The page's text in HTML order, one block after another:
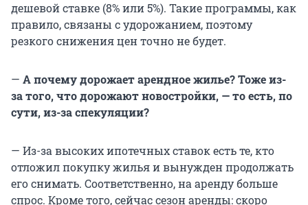
дешевой ставке (8% или 5%). Такие программы, как
правило, связаны с удорожанием, поэтому
резкого снижения цен точно не будет.
— А почему дорожает арендное жилье? Тоже из-
за того, что дорожают новостройки, — то есть,по
сути, из-за спекуляции?
— Из-за высоких ипотечных ставок есть те, кто
отложил покупку жилья и вынужден продолжать
его снимать. Соответственно, на аренду больше
спрос. Кроме того, сейчас сезон аренды: скоро